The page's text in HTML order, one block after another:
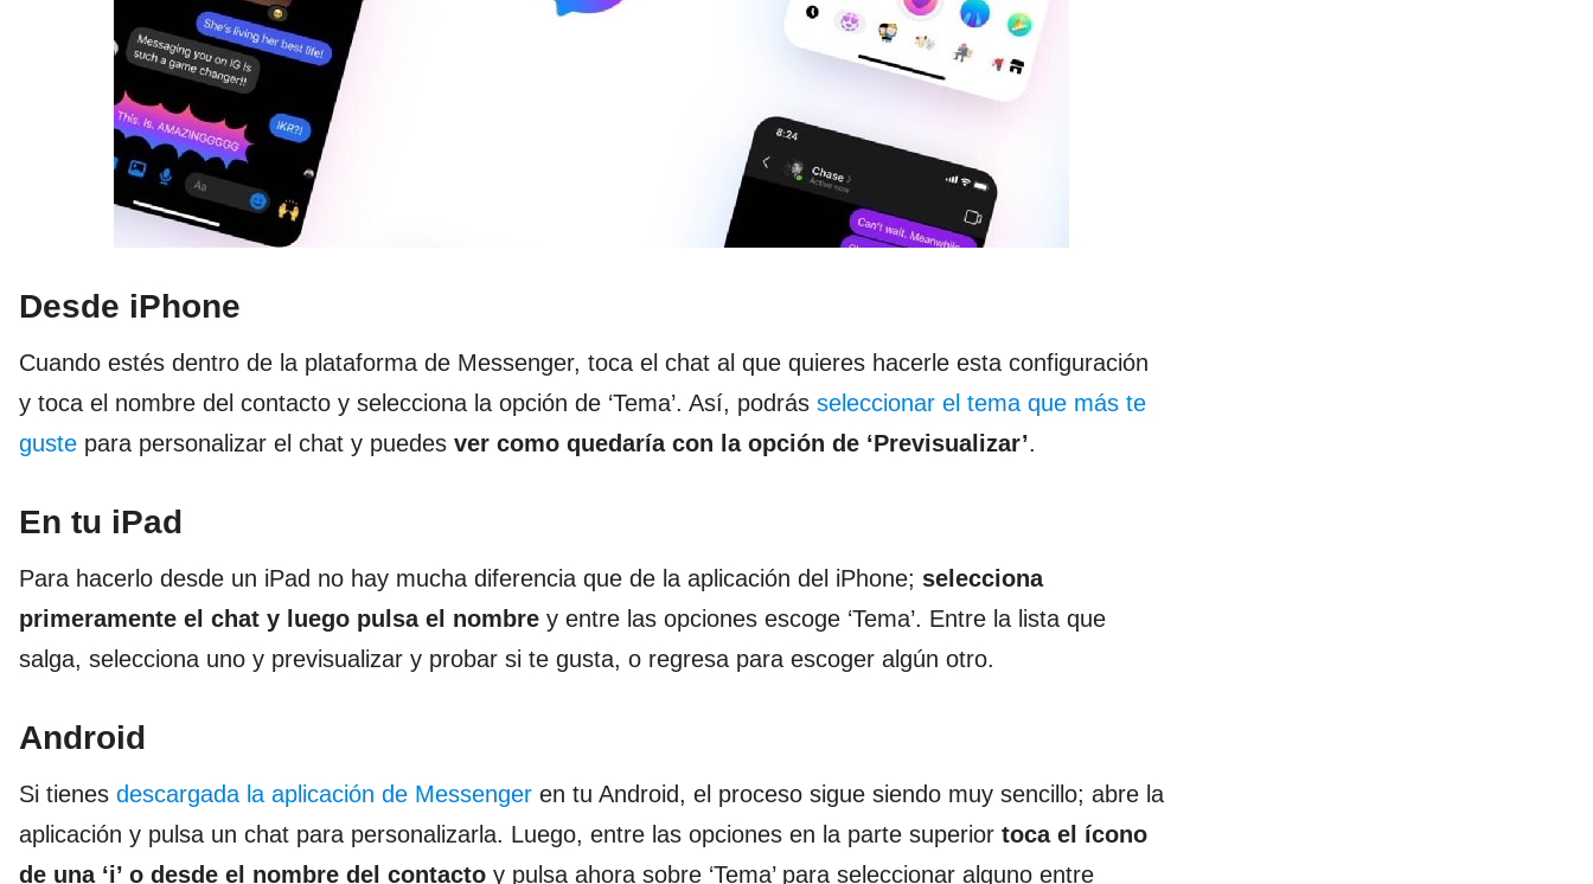
Desde iPhone
Cuando estés dentro de la plataforma de Messenger, toca el chat al que quieres hacerle esta configuración
y toca el nombre del contacto y selecciona la opción de ‘Tema’. Así, podrás seleccionar el tema que más te
guste para personalizar el chat y puedes ver como quedaría con la opción de ‘Previsualizar’.
En tu iPad
Para hacerlo desde un iPad no hay mucha diferencia que de la aplicación del iPhone; selecciona
primeramente el chat y luego pulsa el nombre y entre las opciones escoge ‘Tema’. Entre la lista que
salga, selecciona uno y previsualizar y probar si te gusta, o regresa para escoger algún otro.
Android
Si tienes descargada la aplicación de Messenger en tu Android, el proceso sigue siendo muy sencillo; abre la
aplicación y pulsa un chat para personalizarla. Luego, entre las opciones en la parte superior toca el ícono
de una ‘i’ o desde el nombre del contacto y pulsa ahora sobre ‘Tema’ para seleccionar alguno entre